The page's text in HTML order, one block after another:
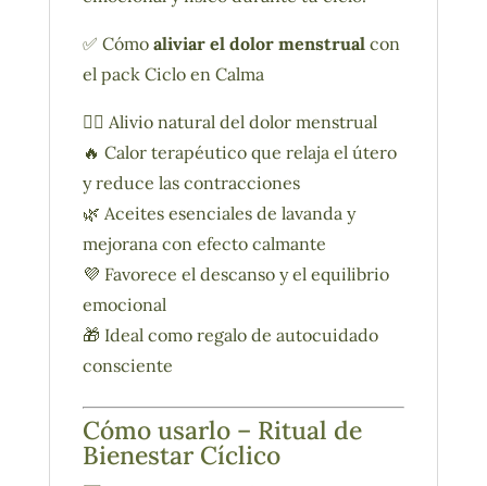
✅ Cómo aliviar el dolor menstrualcon
el pack Ciclo en Calma
💆‍♀️ Alivio natural del dolor menstrual
🔥 Calor terapéutico que relaja el útero
y reduce las contracciones
🌿 Aceites esenciales de lavanda y
mejorana con efecto calmante
💜 Favorece el descanso y el equilibrio
emocional
🎁 Ideal como regalo de autocuidado
consciente
Cómo usarlo – Ritual de
Bienestar Cíclico